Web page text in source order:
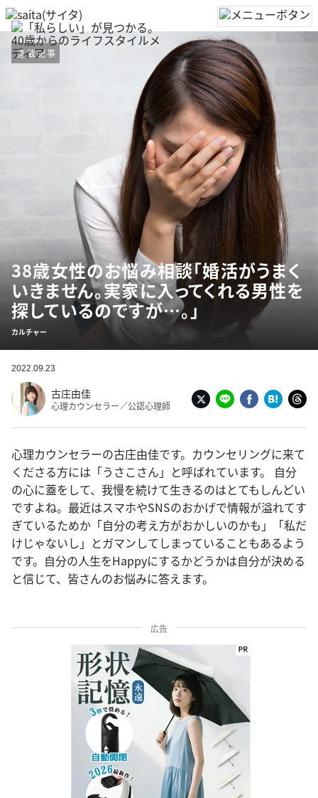
連載記事
38歳女性のお悩み相談「婚活がうまく
いきません。実家に入ってくれる男性を
探しているのですが…。」
カルチャー
2022.09.23
古庄由佳
心理カウンセラー／公認心理師
心理カウンセラーの古庄由佳です。カウンセリングに来て
くださる方には「うさこさん」と呼ばれています。 自分
の心に蓋をして、我慢を続けて生きるのはとてもしんどい
ですよね。最近はスマホやSNSのおかげで情報が溢れてす
ぎているためか「自分の考え方がおかしいのかも」「私だ
けじゃないし」とガマンしてしまっていることもあるよう
です。自分の人生をHappyにするかどうかは自分が決める
と信じて、皆さんのお悩みに答えます。
広告